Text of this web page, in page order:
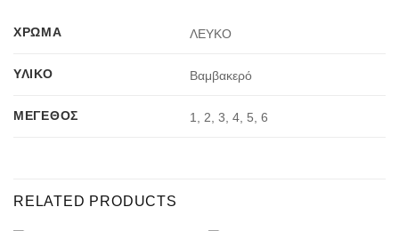
ΧΡΏΜΑ ΛΕΥΚΟ
ΥΛΙΚΌ Βαμβακερό
ΜΈΓΕΘΟΣ 1, 2, 3, 4, 5, 6
RELATED PRODUCTS